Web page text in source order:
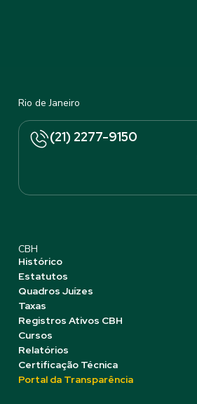
Rio de Janeiro
(21) 2277-9150
CBH
Histórico
Estatutos
Quadros Juízes
Taxas
Registros Ativos CBH
Cursos
Relatórios
Certificação Técnica
Portal da Transparência